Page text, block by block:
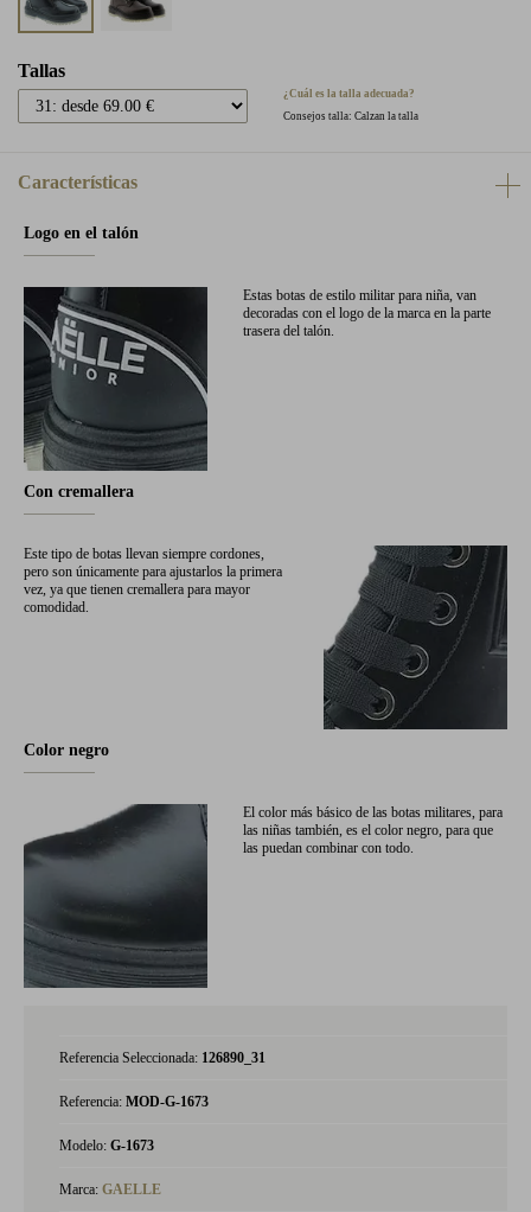
Tallas
¿Cuál es la talla adecuada?
Consejos talla: Calzan la talla
Características
Logo en el talón
Estas botas de estilo militar para niña, van
decoradas con el logo de la marca en la parte
trasera del talón.
Con cremallera
Este tipo de botas llevan siempre cordones,
pero son únicamente para ajustarlos la primera
vez, ya que tienen cremallera para mayor
comodidad.
Color negro
El color más básico de las botas militares, para
las niñas también, es el color negro, para que
las puedan combinar con todo.
Referencia Seleccionada: 126890_31
Referencia: MOD-G-1673
Modelo: G-1673
Marca: GAELLE